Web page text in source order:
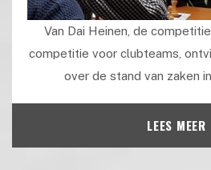
Van Dai Heinen, de
competitie voor clubteams,
over de stand van zaken
LEES